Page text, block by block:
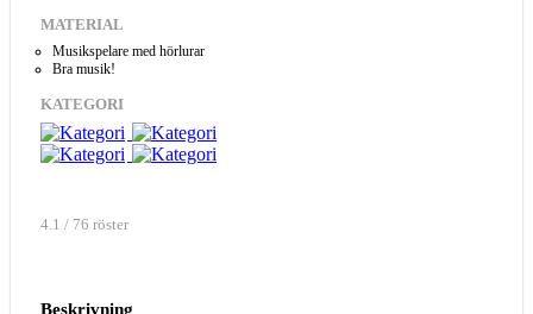
MATERIAL
Musikspelare med hörlurar
Bra musik!
KATEGORI
4.1 / 76 röster
Beskrivning